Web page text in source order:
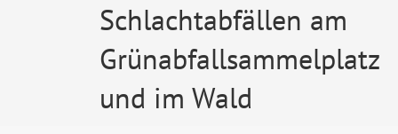
Schlachtabfällen am
Grünabfallsammelplatz
und im Wald